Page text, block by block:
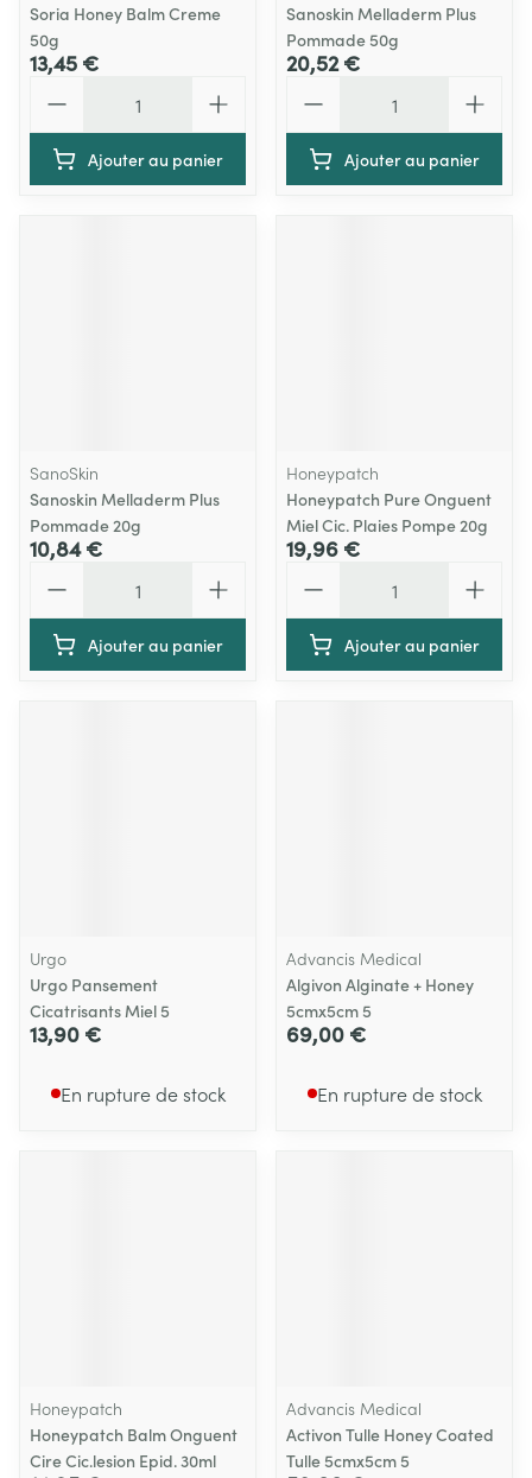
Soria Honey Balm Creme
50g
13,45 €
Ajouter au panier
Sanoskin Melladerm Plus
Pommade 50g
20,52 €
Ajouter au panier
SanoSkin
Sanoskin Melladerm Plus
Pommade 20g
10,84 €
Ajouter au panier
Honeypatch
Honeypatch Pure Onguent
Miel Cic. Plaies Pompe 20g
19,96 €
Ajouter au panier
Urgo
Urgo Pansement
Cicatrisants Miel 5
13,90 €
En rupture de stock
Advancis Medical
Algivon Alginate + Honey
5cmx5cm 5
69,00 €
En rupture de stock
Honeypatch
Honeypatch Balm Onguent
Cire Cic.lesion Epid. 30ml
Advancis Medical
Activon Tulle Honey Coated
Tulle 5cmx5cm 5